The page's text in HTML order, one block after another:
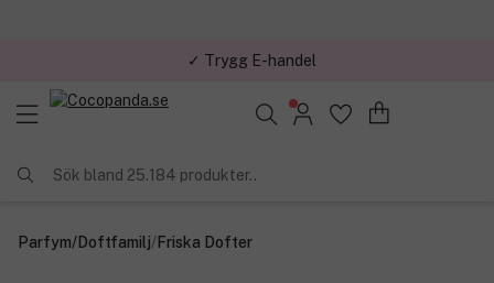
✓ Trygg E-handel
Sök bland 25.184 produkter..
Parfym/Doftfamilj/Friska Dofter